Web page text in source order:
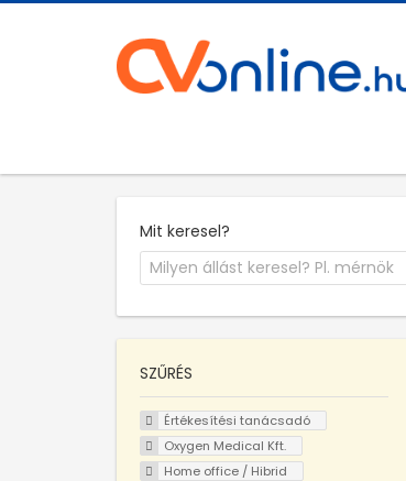
Mit keresel?
SZŰRÉS
Értékesítési tanácsadó
Oxygen Medical Kft.
Home office / Hibrid